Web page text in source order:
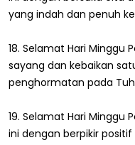
yang indah dan penuh
18. Selamat Hari Minggu
sayang dan kebaikan
penghormatan pada
19. Selamat Hari Minggu
ini dengan berpikir